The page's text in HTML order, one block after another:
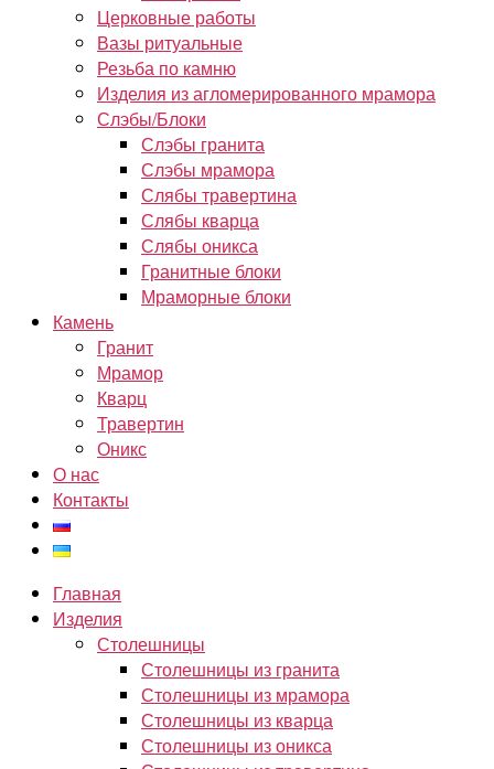
Церковные работы
Вазы ритуальные
Резьба по камню
Изделия из агломерированного мрамора
Слэбы/Блоки
Слэбы гранита
Слэбы мрамора
Слябы травертина
Слябы кварца
Слябы оникса
Гранитные блоки
Мраморные блоки
Камень
Гранит
Мрамор
Кварц
Травертин
Оникс
О нас
Контакты
Главная
Изделия
Столешницы
Столешницы из гранита
Столешницы из мрамора
Столешницы из кварца
Столешницы из оникса